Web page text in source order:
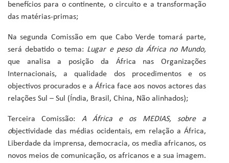
benefícios para o continente, o circuito e a transformação
das matérias-primas;
Na segunda Comissão em que Cabo Verde tomará parte,
será debatido o tema: Lugar e peso da África no Mundo,
que analisa a posição da África nas Organizações
Internacionais, a qualidade dos procedimentos e os
objectivos procurados e a África face aos novos actores das
relações Sul – Sul (Índia, Brasil, China, Não alinhados);
Terceira Comissão: A África e os MEDIAS, sobre a
objectividade das médias ocidentais, em relação a África,
Liberdade da imprensa, democracia, os media africanos, os
novos meios de comunicação, os africanos e a sua imagem.